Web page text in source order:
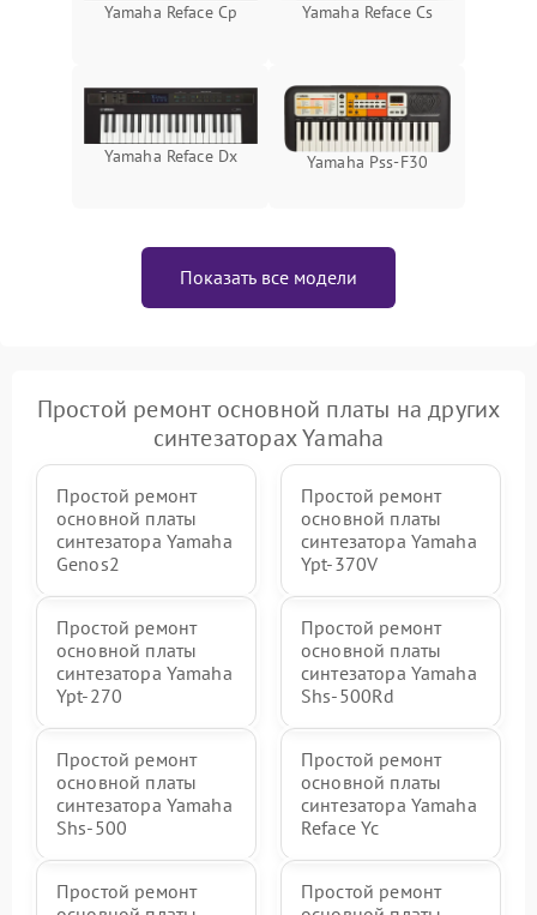
Yamaha Reface Cp Yamaha Reface Cs
Yamaha Reface Dx Yamaha Pss-F30
Показать все модели
Простой ремонт основной платы на других
синтезаторах Yamaha
Простой ремонт
основной платы
синтезатора Yamaha
Genos2
Простой ремонт
основной платы
синтезатора Yamaha
Ypt-370V
Простой ремонт
основной платы
синтезатора Yamaha
Ypt-270
Простой ремонт
основной платы
синтезатора Yamaha
Shs-500Rd
Простой ремонт
основной платы
синтезатора Yamaha
Shs-500
Простой ремонт
основной платы
синтезатора Yamaha
Reface Yc
Простой ремонт
Простой ремонт